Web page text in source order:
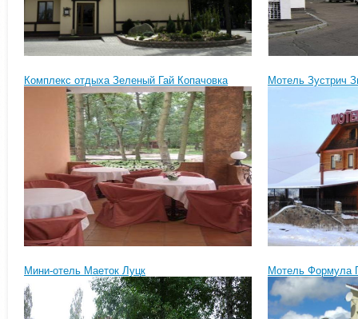
Комплекс отдыха Зеленый Гай Копачовка Мотель Зустрич
Мини-отель Маеток Луцк Мотель Формула